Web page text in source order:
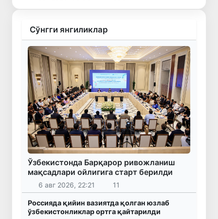
Сўнгги янгиликлар
Ўзбекистонда Барқарор ривожланиш
мақсадлари ойлигига старт берилди
6 авг 2026, 22:21 11
Россияда қийин вазиятда қолган юзлаб
ўзбекистонликлар ортга қайтарилди